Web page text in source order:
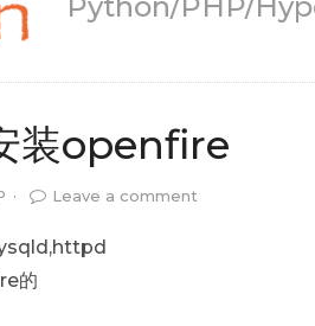
装openfire
· Leave a comment
的